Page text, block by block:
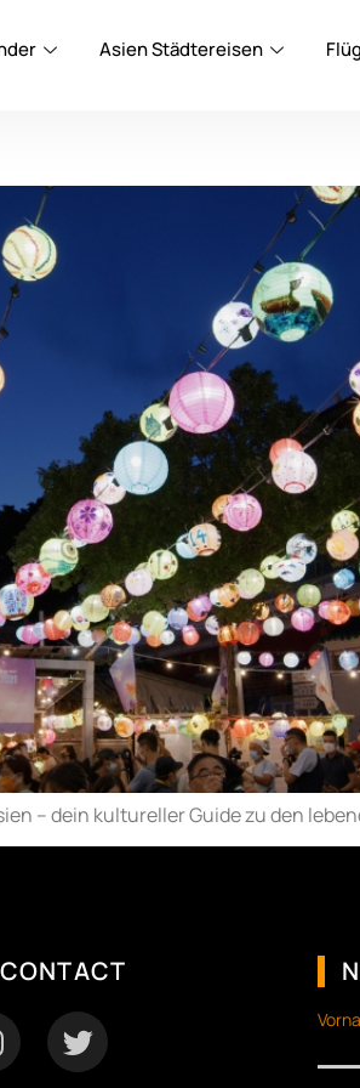
Asien Städtereisen
– dein kultureller Guide zu den